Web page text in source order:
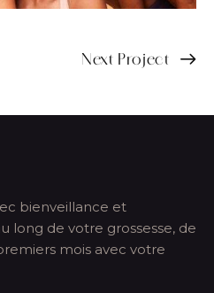
Next Project
bienveillance et
long de votre grossesse, de
mois avec votre